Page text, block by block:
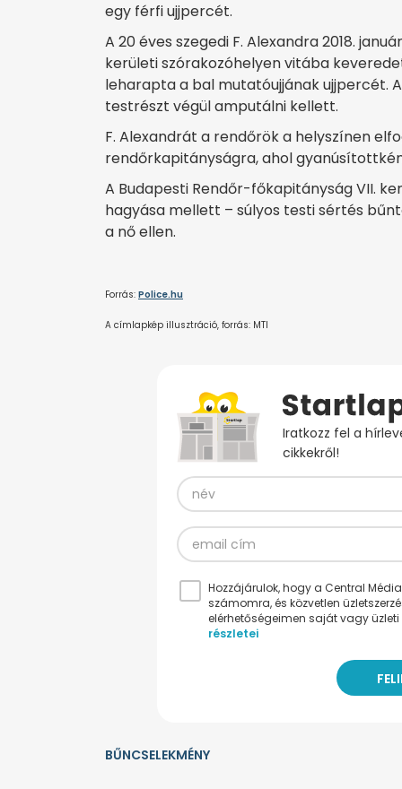
egy férfi ujjpercét.
A 20 éves szegedi F. Alexandra 2018.
kerületi szórakozóhelyen vitába
leharapta a bal mutatóujjának ujjpercét.
testrészt végül amputálni kellett.
F. Alexandrát a rendőrök a helyszínen
rendőrkapitányságra, ahol
A Budapesti Rendőr-főkapitányság VII.
hagyása mellett – súlyos testi sértés
a nő ellen.
Forrás: Police.hu
A címlapkép illusztráció, forrás: MTI
Iratkozz fel a
cikkekről!
Hozzájárulok, hogy a Central
számomra, és közvetlen
elérhetőségeimen saját vagy
részletei
BŰNCSELEKMÉNY